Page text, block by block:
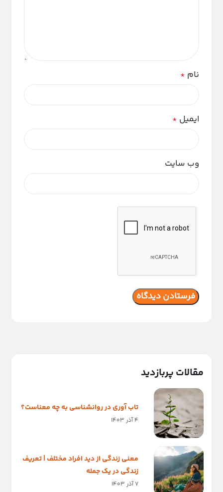
نام *
ایمیل *
وب‌ سایت
مقالات پربازدید
تاب آوری در روانشناسی به چه معناست؟
4 آذر 1403
معنی زندگی از دید افراد مختلف | تعریف
زندگی در یک جمله
7 آذر 1403